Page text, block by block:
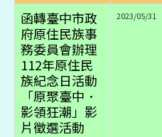
函轉臺中市政
府原住民族事
務委員會辦理
112年原住民
族紀念日活動
「原聚臺中．
影領狂潮」影
片徵選活動
2023/05/31